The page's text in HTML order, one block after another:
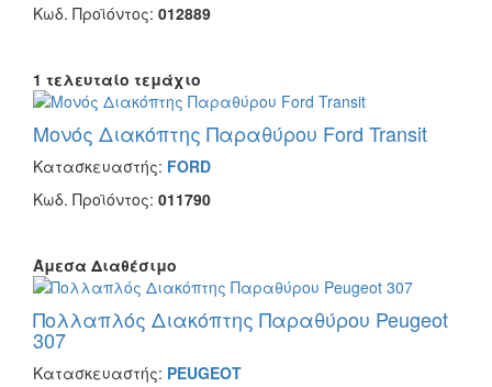
Κωδ. Προϊόντος: 012889
1 τελευταίο τεμάχιο
Μονός Διακόπτης Παραθύρου Ford Transit
Κατασκευαστής: FORD
Κωδ. Προϊόντος: 011790
Άμεσα Διαθέσιμο
Πολλαπλός Διακόπτης Παραθύρου Peugeot
307
Κατασκευαστής: PEUGEOT